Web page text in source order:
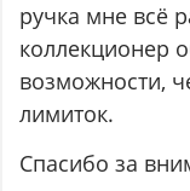
ручка мне всё
коллекционер
возможности,
лимиток.
Спасибо за